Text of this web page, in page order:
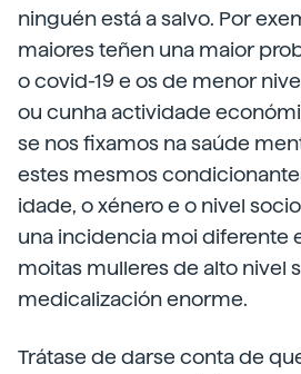
ninguén está a salvo. Por
maiores teñen una maior
o covid-19 e os de menor
ou cunha actividade
se nos fixamos na saúde
estes mesmos
idade, o xénero e o nivel
una incidencia moi diferente
moitas mulleres de alto nivel
medicalización enorme.
Trátase de darse conta de